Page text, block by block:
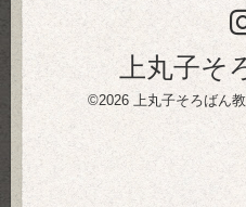
上丸子そ
©2026 上丸子そろばん